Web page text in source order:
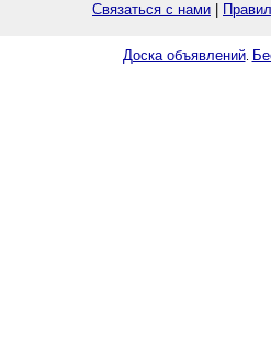
Связаться с нами
Доска объявлений.